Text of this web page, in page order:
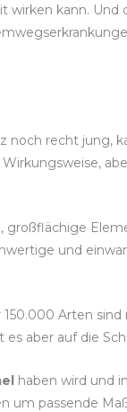
wirken kann. Und
noch recht jung,
großflächige
und
Arten
aber auf die
haben wird und
um passende